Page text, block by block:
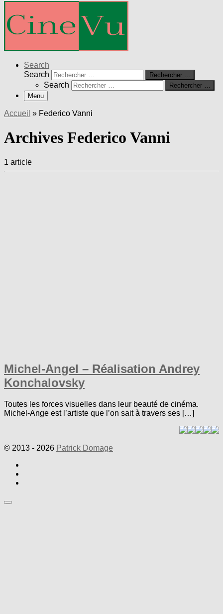
Search
Search
Rechercher …
Search
Rechercher …
Menu
Accueil » Federico Vanni
Archives Federico Vanni
1 article
Michel-Angel – Réalisation Andrey
Konchalovsky
Toutes les forces visuelles dans leur beauté de cinéma.
Michel-Ange est l’artiste que l’on sait à travers ses […]
© 2013 - 2026 Patrick Domage